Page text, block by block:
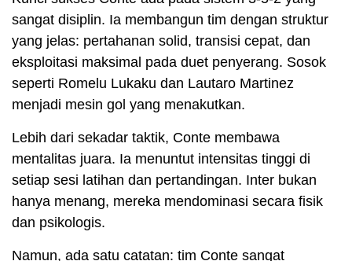
sangat disiplin. Ia membangun tim dengan struktur
yang jelas: pertahanan solid, transisi cepat, dan
eksploitasi maksimal pada duet penyerang. Sosok
seperti Romelu Lukaku dan Lautaro Martinez
menjadi mesin gol yang menakutkan.
Lebih dari sekadar taktik, Conte membawa
mentalitas juara. Ia menuntut intensitas tinggi di
setiap sesi latihan dan pertandingan. Inter bukan
hanya menang, mereka mendominasi secara fisik
dan psikologis.
Namun, ada satu catatan: tim Conte sangat